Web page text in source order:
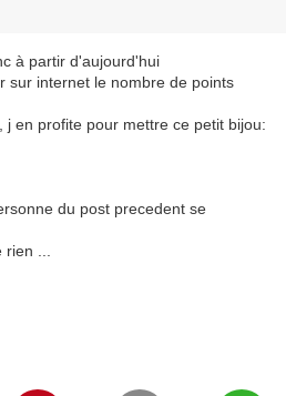
à partir d'aujourd'hui
sur internet le nombre de points
en profite pour mettre ce petit bijou:
du post precedent se
...